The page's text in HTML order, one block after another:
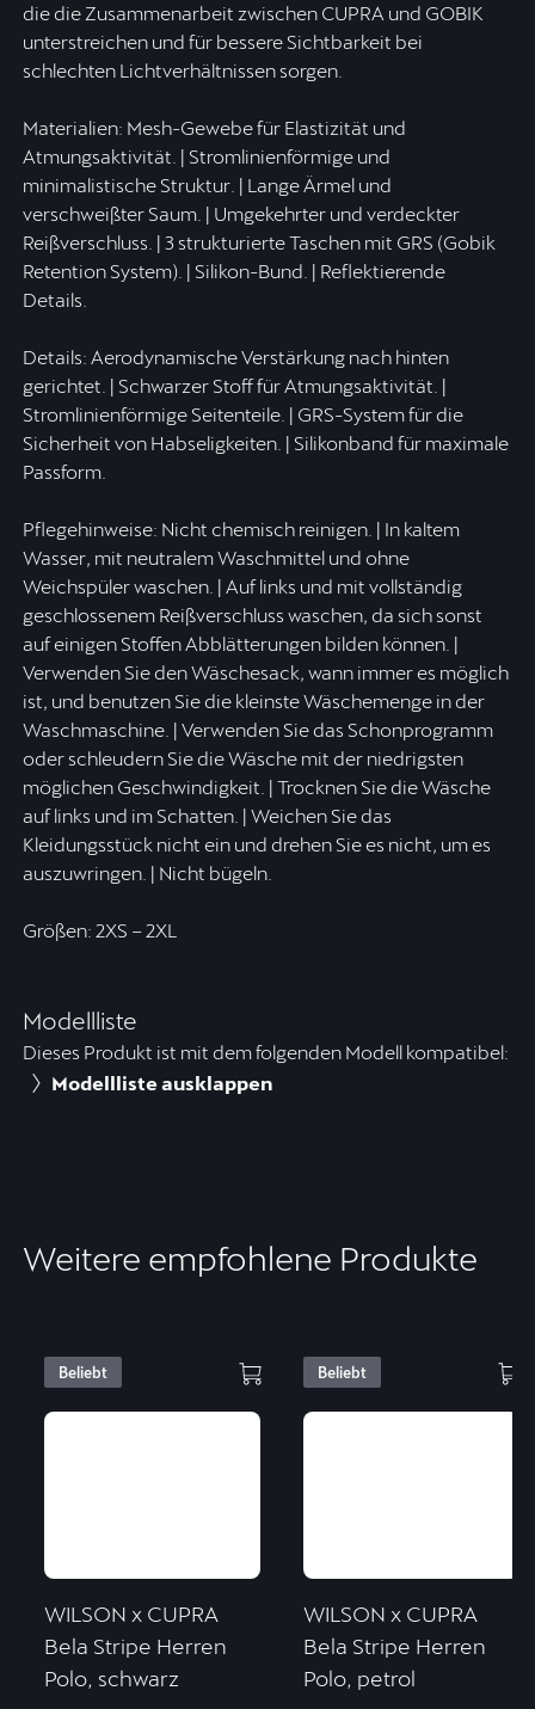
die die Zusammenarbeit zwischen CUPRA und GOBIK
unterstreichen und für bessere Sichtbarkeit bei
schlechten Lichtverhältnissen sorgen.
Materialien: Mesh-Gewebe für Elastizität und
Atmungsaktivität. | Stromlinienförmige und
minimalistische Struktur. | Lange Ärmel und
verschweißter Saum. | Umgekehrter und verdeckter
Reißverschluss. | 3 strukturierte Taschen mit GRS (Gobik
Retention System). | Silikon-Bund. | Reflektierende
Details.
Details: Aerodynamische Verstärkung nach hinten
gerichtet. | Schwarzer Stoff für Atmungsaktivität. |
Stromlinienförmige Seitenteile. | GRS-System für die
Sicherheit von Habseligkeiten. | Silikonband für maximale
Passform.
Pflegehinweise: Nicht chemisch reinigen. | In kaltem
Wasser, mit neutralem Waschmittel und ohne
Weichspüler waschen. | Auf links und mit vollständig
geschlossenem Reißverschluss waschen, da sich sonst
auf einigen Stoffen Abblätterungen bilden können. |
Verwenden Sie den Wäschesack, wann immer es möglich
ist, und benutzen Sie die kleinste Wäschemenge in der
Waschmaschine. | Verwenden Sie das Schonprogramm
oder schleudern Sie die Wäsche mit der niedrigsten
möglichen Geschwindigkeit. | Trocknen Sie die Wäsche
auf links und im Schatten. | Weichen Sie das
Kleidungsstück nicht ein und drehen Sie es nicht, um es
auszuwringen. | Nicht bügeln.
Größen: 2XS – 2XL
Modellliste
Dieses Produkt ist mit dem folgenden Modell kompatibel:
Modellliste ausklappen
Weitere empfohlene Produkte
Beliebt
WILSON x CUPRA
Bela Stripe Herren
Polo, schwarz
Beliebt
WILSON x CUPRA
Bela Stripe Herren
Polo, petrol